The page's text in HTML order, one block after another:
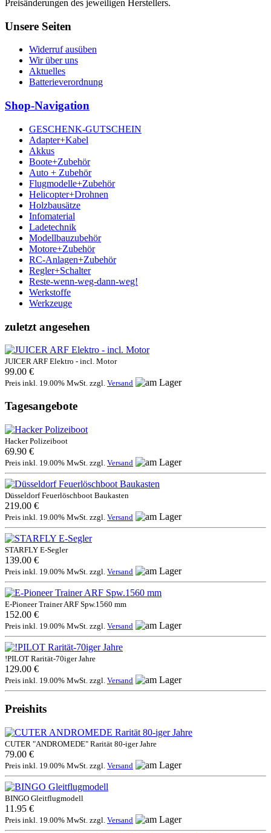
Preisänderungen des jeweiligen Herstellers.
Unsere Seiten
Widerruf ausüben
Wir über uns
Aktuelles
Batterieverordnung
Shop-Navigation
GESCHENK-GUTSCHEIN
Adapter+Kabel
Akkus
Boote+Zubehör
Auto + Zubehör
Flugmodelle+Zubehör
Helicopter+Drohnen
Holzbausätze
Infomaterial
Ladetechnik
Modellbauzubehör
Motore+Zubehör
RC-Anlagen+Zubehör
Regler+Schalter
Reste-wenn-weg-dann-weg!
Werkstoffe
Werkzeuge
zuletzt angesehen
JUICER ARF Elektro - incl. Motor
99.00 €
Preis inkl. 19.00% MwSt. zzgl. Versand
Tagesangebote
Hacker Polizeiboot
69.90 €
Preis inkl. 19.00% MwSt. zzgl. Versand
Düsseldorf Feuerlöschboot Baukasten
219.00 €
Preis inkl. 19.00% MwSt. zzgl. Versand
STARFLY E-Segler
139.00 €
Preis inkl. 19.00% MwSt. zzgl. Versand
E-Pioneer Trainer ARF Spw.1560 mm
152.00 €
Preis inkl. 19.00% MwSt. zzgl. Versand
!PILOT Rarität-70iger Jahre
129.00 €
Preis inkl. 19.00% MwSt. zzgl. Versand
Preishits
CUTER "ANDROMEDE" Rarität 80-iger Jahre
79.00 €
Preis inkl. 19.00% MwSt. zzgl. Versand
BINGO Gleitflugmodell
11.95 €
Preis inkl. 19.00% MwSt. zzgl. Versand